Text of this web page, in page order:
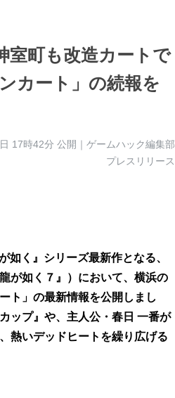
室町も改造カートで
カート」の続報を
17時42分 公開｜ゲームハック編集部
プレスリリース
如く』シリーズ最新作となる、
が如く７』）において、横浜の
ト」の最新情報を公開しまし
ップ』や、主人公・春日 一番が
熱いデッドヒートを繰り広げる